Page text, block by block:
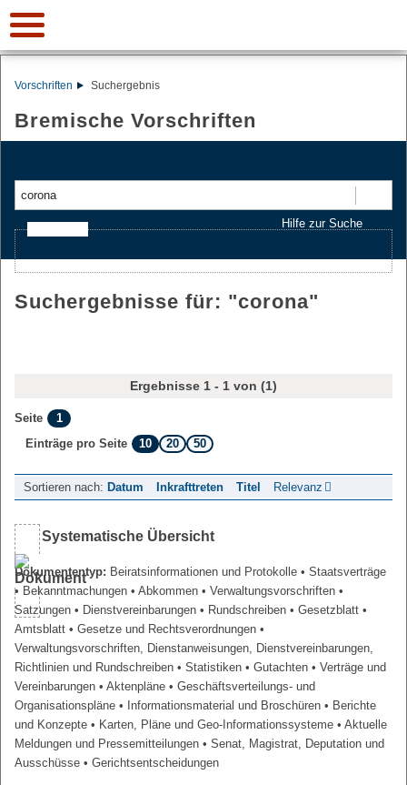
Vorschriften Suchergebnis
Bremische Vorschriften
Hilfe zur Suche
Suchergebnisse für: "corona"
Ergebnisse 1 - 1 von (1)
Seite
1
Einträge pro Seite
10 20 50
Sortieren nach: Datum Inkrafttreten Titel Relevanz
Systematische Übersicht
Dokumententyp: Beiratsinformationen und Protokolle • Staatsverträge
• Bekanntmachungen • Abkommen • Verwaltungsvorschriften •
Satzungen • Dienstvereinbarungen • Rundschreiben • Gesetzblatt •
Amtsblatt • Gesetze und Rechtsverordnungen •
Verwaltungsvorschriften, Dienstanweisungen, Dienstvereinbarungen,
Richtlinien und Rundschreiben • Statistiken • Gutachten • Verträge und
Vereinbarungen • Aktenpläne • Geschäftsverteilungs- und
Organisationspläne • Informationsmaterial und Broschüren • Berichte
und Konzepte • Karten, Pläne und Geo-Informationssysteme • Aktuelle
Meldungen und Pressemitteilungen • Senat, Magistrat, Deputation und
Ausschüsse • Gerichtsentscheidungen